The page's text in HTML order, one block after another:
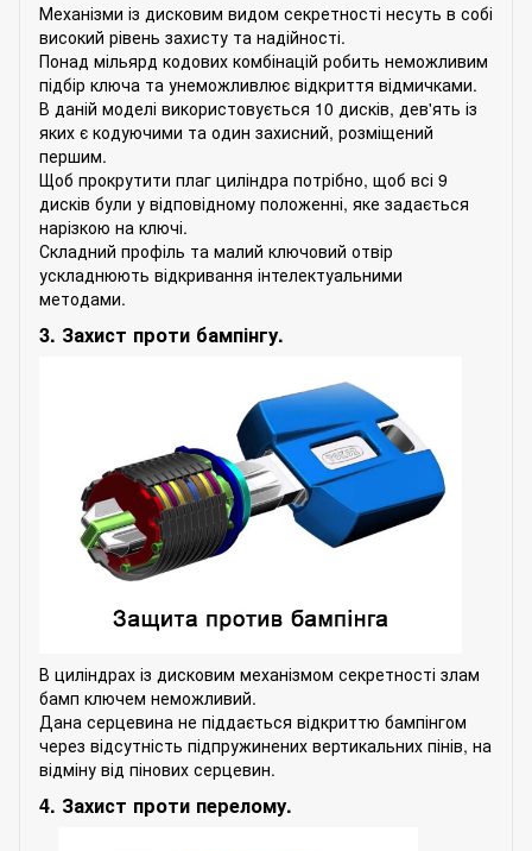
Механізми із дисковим видом секретності несуть в собі
високий рівень захисту та надійності.
Понад мільярд кодових комбінацій робить неможливим
підбір ключа та унеможливлює відкриття відмичками.
В даній моделі використовується 10 дисків, дев'ять із
яких є кодуючими та один захисний, розміщений
першим.
Щоб прокрутити плаг циліндра потрібно, щоб всі 9
дисків були у відповідному положенні, яке задається
нарізкою на ключі.
Складний профіль та малий ключовий отвір
ускладнюють відкривання інтелектуальними
методами.
3. Захист проти бампінгу.
В циліндрах із дисковим механізмом секретності злам
бамп ключем неможливий.
Дана серцевина не піддається відкриттю бампінгом
через відсутність підпружинених вертикальних пінів, на
відміну від пінових серцевин.
4. Захист проти перелому.